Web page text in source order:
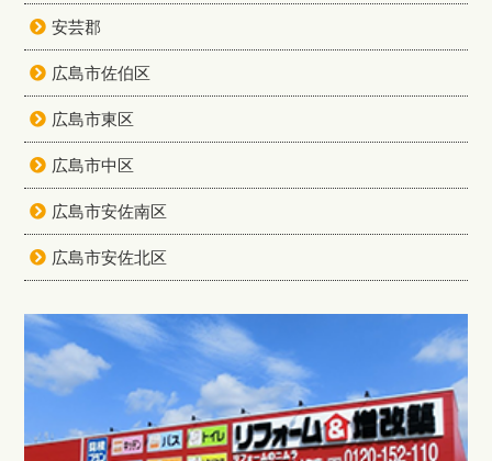
安芸郡
広島市佐伯区
広島市東区
広島市中区
広島市安佐南区
広島市安佐北区